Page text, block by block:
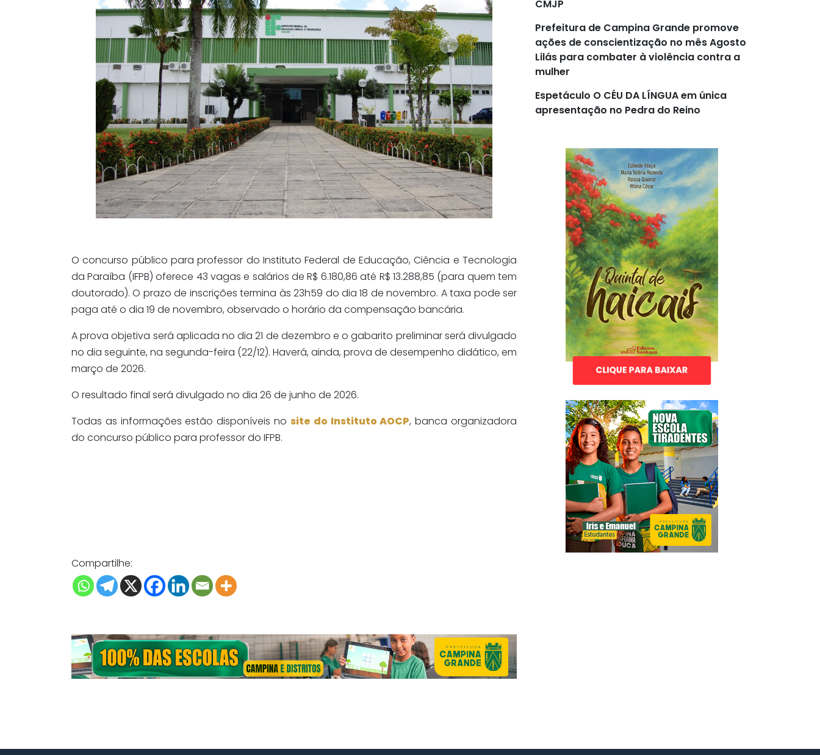
O concurso público para professor do Instituto Federal de Educação, Ciência e Tecnologia
da Paraíba (IFPB) oferece 43 vagas e salários de R$ 6.180,86 até R$ 13.288,85 (para quem tem
doutorado). O prazo de inscrições termina às 23h59 do dia 18 de novembro. A taxa pode ser
paga até o dia 19 de novembro, observado o horário da compensação bancária.
A prova objetiva será aplicada no dia 21 de dezembro e o gabarito preliminar será divulgado
no dia seguinte, na segunda-feira (22/12). Haverá, ainda, prova de desempenho didático, em
março de 2026.
O resultado final será divulgado no dia 26 de junho de 2026.
Todas as informações estão disponíveis no site do Instituto AOCP, banca organizadora
do concurso público para professor do IFPB.
Compartilhe:
CMJP
Prefeitura de Campina Grande promove
ações de conscientização no mês Agosto
Lilás para combater à violência contra a
mulher
Espetáculo O CÉU DA LÍNGUA em única
apresentação no Pedra do Reino